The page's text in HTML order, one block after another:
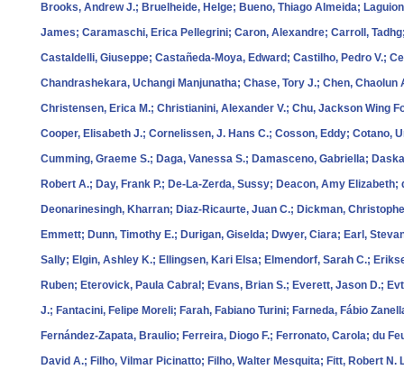
Brooks, Andrew J.; Bruelheide, Helge; Bueno, Thiago Almeida;
James; Caramaschi, Erica Pellegrini; Caron, Alexandre; Carroll,
Castaldelli, Giuseppe; Castañeda‐Moya, Edward; Castilho, Pedro V.;
Chandrashekara, Uchangi Manjunatha; Chase, Tory J.; Chen,
Christensen, Erica M.; Christianini, Alexander V.; Chu, Jackson Wing
Cooper, Elisabeth J.; Cornelissen, J. Hans C.; Cosson, Eddy; Cotano,
Cumming, Graeme S.; Daga, Vanessa S.; Damasceno, Gabriella;
Robert A.; Day, Frank P.; De‐La‐Zerda, Sussy; Deacon, Amy
Deonarinesingh, Kharran; Diaz‐Ricaurte, Juan C.; Dickman,
Emmett; Dunn, Timothy E.; Durigan, Giselda; Dwyer, Ciara; Earl,
Sally; Elgin, Ashley K.; Ellingsen, Kari Elsa; Elmendorf, Sarah C.;
Ruben; Eterovick, Paula Cabral; Evans, Brian S.; Everett, Jason D.;
J.; Fantacini, Felipe Moreli; Farah, Fabiano Turini; Farneda, Fábio
Fernández‐Zapata, Braulio; Ferreira, Diogo F.; Ferronato, Carola; du
David A.; Filho, Vilmar Picinatto; Filho, Walter Mesquita; Fitt, Robert